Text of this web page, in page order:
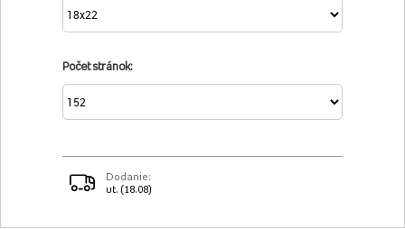
Počet stránok:
Dodanie:
ut. (18.08)